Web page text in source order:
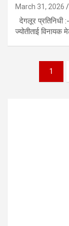
March 31, 2026
देगलूर प्रतिनिधी :-
ज्योतीताई विनायक
pagination
1